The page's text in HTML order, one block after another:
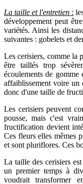
La taille et l'entretien :
développement peut
variétés. Ainsi les
suivantes : gobelets et
Les cerisiers, comme la
être taillés trop
écoulements de
affaiblissement voire un
donc d'une taille de
Les cerisiers peuvent
pousse, mais c'est
fructification devient
Ces fleurs elles mêmes
et sont pluriflores. Ces
La taille des cerisiers
un premier temps à
voudrait transformer